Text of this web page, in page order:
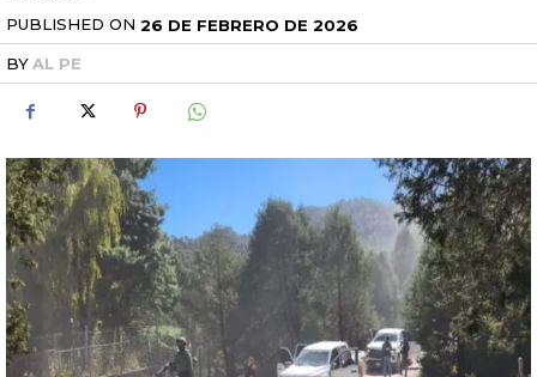
PUBLISHED ON 26 DE FEBRERO DE 2026
BYAL PE